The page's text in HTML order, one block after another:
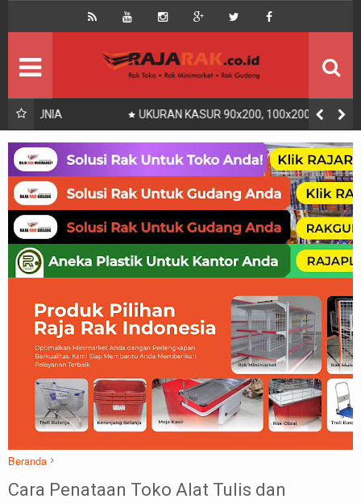
UKURAN KASUR 90x200, 100x200, 120x200, 140x200,
160x200, 180x200 | FUNGSI, MANFAAT DAN KEGUNAAN
Beranda
Artikel
DESAIN TOKO Cara Penataan Toko Alat Tulis dan Fotocopy
Cara Penataan Toko Alat Tulis dan
Beranda
Kontak About Us
Rak Gudang Rak besi/Rak pallet
Rak Minimarket Supermarket
Produk Lain Peralatan Toko Dll
Artikel Retail & Logistik